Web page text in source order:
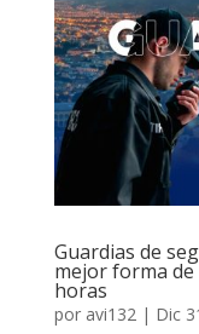
Guardias de
mejor forma
horas
por avi132| Dic